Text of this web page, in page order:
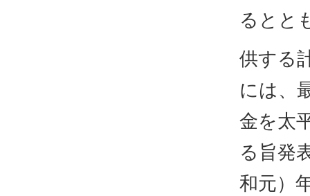
るとと
供する
には、
金を太
る旨発
和元）